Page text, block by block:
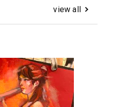
view all